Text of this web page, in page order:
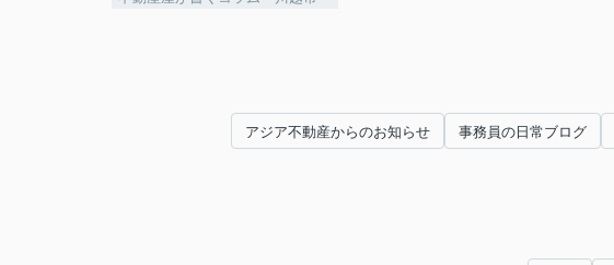
アジア不動産からのお知らせ 事務員の日常ブログ